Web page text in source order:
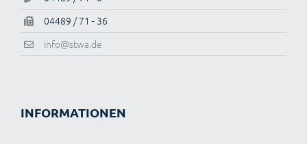
04489 / 71 - 36
info@stwa.de
INFORMATIONEN